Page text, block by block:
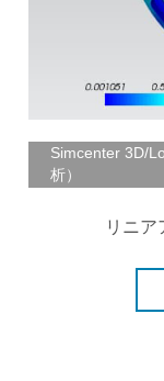
Simcenter 3D/
析）
リニ